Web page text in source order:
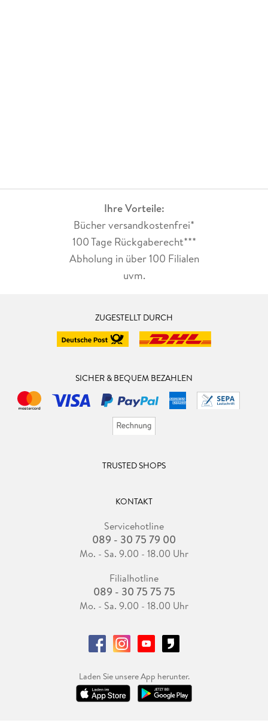
Ihre Vorteile:
Bücher versandkostenfrei*
100 Tage Rückgaberecht***
Abholung in über 100 Filialen
uvm.
ZUGESTELLT DURCH
SICHER & BEQUEM BEZAHLEN
TRUSTED SHOPS
KONTAKT
Servicehotline
089 - 30 75 79 00
Mo. - Sa. 9.00 - 18.00 Uhr
Filialhotline
089 - 30 75 75 75
Mo. - Sa. 9.00 - 18.00 Uhr
Laden Sie unsere App herunter.